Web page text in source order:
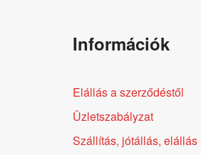
Információk
Elállás a szerződéstől
Üzletszabályzat
Szállítás, jótállás, elállás